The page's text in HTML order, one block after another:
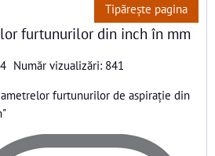
Tipărește pagina
furtunurilor din inch în mm
Număr vizualizări: 841
furtunurilor de aspirație din